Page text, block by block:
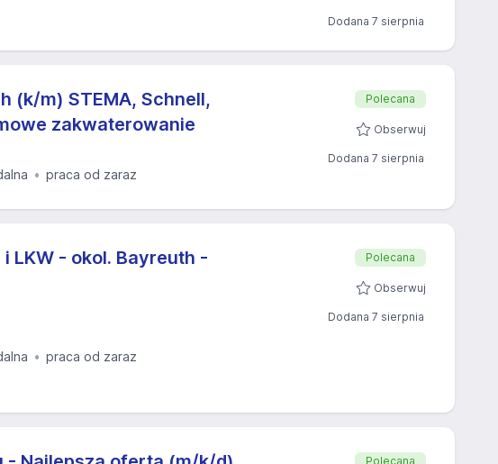
Dodana 7 sierpnia
(k/m) STEMA, Schnell,
zakwaterowanie
praca od zaraz
Polecana
Obserwuj
Dodana 7 sierpnia
LKW - okol. Bayreuth -
praca od zaraz
Polecana
Obserwuj
Dodana 7 sierpnia
Polecana